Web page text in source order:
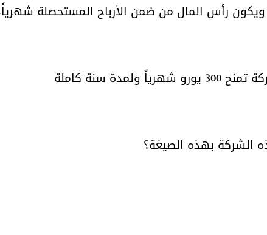
رأس المال من ضمن الأرباح المستحصلة
الشركة بهذه الصيغة؟